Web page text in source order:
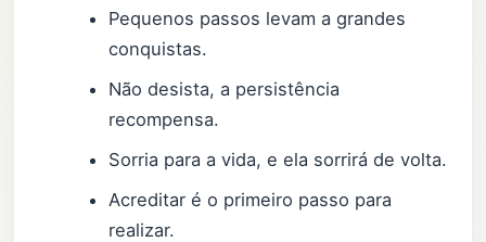
Pequenos passos levam a grandes
conquistas.
Não desista, a persistência
recompensa.
Sorria para a vida, e ela sorrirá de volta.
Acreditar é o primeiro passo para
realizar.